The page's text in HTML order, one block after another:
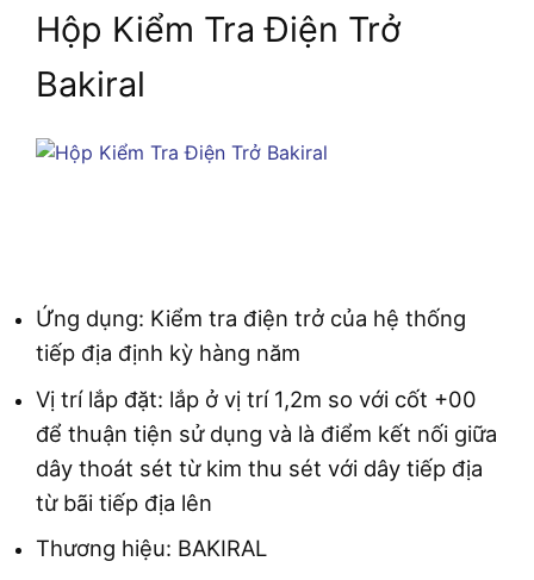
Hộp Kiểm Tra Điện Trở
Bakiral
Ứng dụng: Kiểm tra điện trở của hệ thống
tiếp địa định kỳ hàng năm
Vị trí lắp đặt: lắp ở vị trí 1,2m so với cốt +00
để thuận tiện sử dụng và là điểm kết nối giữa
dây thoát sét từ kim thu sét với dây tiếp địa
từ bãi tiếp địa lên
Thương hiệu: BAKIRAL